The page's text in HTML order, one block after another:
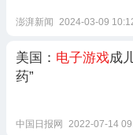
澎湃新闻 2024-03-09
美国： 电子游戏成
药”
中国日报网 2022-07-14